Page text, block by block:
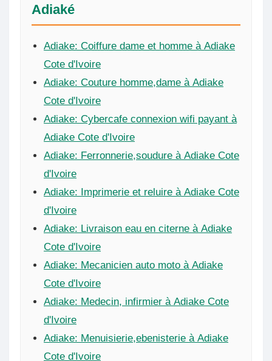
Adiaké
Adiake: Coiffure dame et homme à Adiake
Cote d'Ivoire
Adiake: Couture homme,dame à Adiake
Cote d'Ivoire
Adiake: Cybercafe connexion wifi payant à
Adiake Cote d'Ivoire
Adiake: Ferronnerie,soudure à Adiake Cote
d'Ivoire
Adiake: Imprimerie et reluire à Adiake Cote
d'Ivoire
Adiake: Livraison eau en citerne à Adiake
Cote d'Ivoire
Adiake: Mecanicien auto moto à Adiake
Cote d'Ivoire
Adiake: Medecin, infirmier à Adiake Cote
d'Ivoire
Adiake: Menuisierie,ebenisterie à Adiake
Cote d'Ivoire